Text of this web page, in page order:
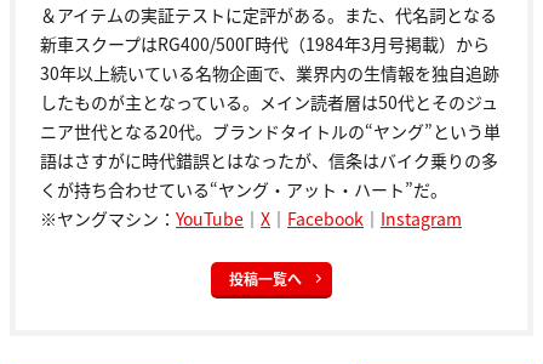
＆アイテムの実証テストに定評がある。また、代名詞となる
新車スクープはRG400/500Γ時代（1984年3月号掲載）から
30年以上続いている名物企画で、業界内の生情報を独自追跡
したものが主となっている。メイン読者層は50代とそのジュ
ニア世代となる20代。ブランドタイトルの“ヤング”という単
語はさすがに時代錯誤とはなったが、信条はバイク乗りの多
くが持ち合わせている“ヤング・アット・ハート”だ。
※ヤングマシン： YouTube ｜ X ｜ Facebook ｜ Instagram
投稿一覧へ